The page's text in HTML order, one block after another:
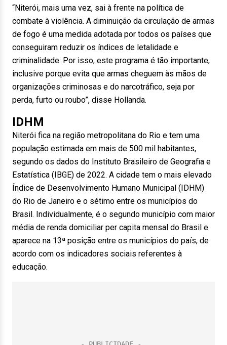
“Niterói, mais uma vez, sai à frente na política de
combate à violência. A diminuição da circulação de armas
de fogo é uma medida adotada por todos os países que
conseguiram reduzir os índices de letalidade e
criminalidade. Por isso, este programa é tão importante,
inclusive porque evita que armas cheguem às mãos de
organizações criminosas e do narcotráfico, seja por
perda, furto ou roubo”, disse Hollanda.
IDHM
Niterói fica na região metropolitana do Rio e tem uma
população estimada em mais de 500 mil habitantes,
segundo os dados do Instituto Brasileiro de Geografia e
Estatística (IBGE) de 2022. A cidade tem o mais elevado
Índice de Desenvolvimento Humano Municipal (IDHM)
do Rio de Janeiro e o sétimo entre os municípios do
Brasil. Individualmente, é o segundo município com maior
média de renda domiciliar per capita mensal do Brasil e
aparece na 13ª posição entre os municípios do país, de
acordo com os indicadores sociais referentes à
educação.